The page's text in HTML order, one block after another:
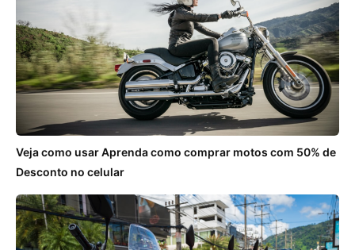
Veja como usar Aprenda como comprar motos com 50% de
Desconto no celular